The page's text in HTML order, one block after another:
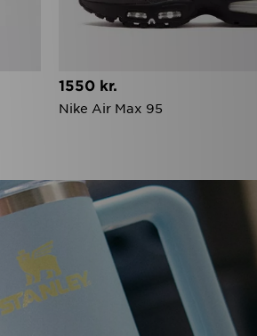
Nike Air Max 95
1550 kr.